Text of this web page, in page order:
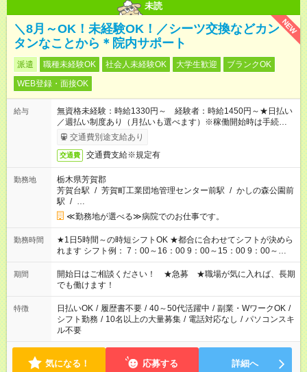
未読
NEW
＼8月～OK！未経験OK！／シーツ交換などカン
タンなことから＊院内サポート
派遣 職種未経験OK 社会人未経験OK 大学生歓迎
ブランクOK
WEB登録・面接OK
給与
無資格未経験：時給1330円～ 経験者：時給1450円～★日払い
／週払い制度あり（月払いも選べます）※稼働開始時は手続き完
了次第のお支払いとなります。
交通費別途支給あり
交通費 交通費支給※規定有
勤務地
栃木県芳賀郡
芳賀台駅 / 芳賀町工業団地管理センター前駅 / かしの森公園前
駅 / …
≪勤務地が選べる≫病院でのお仕事です。
勤務時間
★1日5時間～の時短シフトOK ★都合に合わせてシフトが決めら
れます シフト例： 7：00～16：00 9：00～15：00 9：00～
18：00 11：00～20：00 など ※Wワークの場合、他のお仕事と
合わせ週40時間超の就業はご案内できません ※法令に基づき、
週20時間以上勤務は社会保険への加入対象となります ※労働者
派遣法（日雇い派遣の原則禁止）により、短時間・短期間の就
業はご案内が難しい場合があります
期間
開始日はご相談ください！ ★急募 ★職場が気に入れば、長期
でも働けます！
特徴 日払いOK / 履歴書不要 / 40～50代活躍中 / 副業・WワークOK /
シフト勤務 / 10名以上の大量募集 / 電話対応なし / パソコンスキ
ル不要
気になる！ 応募する 詳細へ